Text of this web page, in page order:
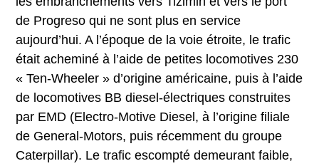
de Progreso qui ne sont plus en service
aujourd’hui. A l’époque de la voie étroite, le trafic
était acheminé à l’aide de petites locomotives 230
« Ten-Wheeler » d’origine américaine, puis à l’aide
de locomotives BB diesel-électriques construites
par EMD (Electro-Motive Diesel, à l’origine filiale
de General-Motors, puis récemment du groupe
Caterpillar). Le trafic escompté demeurant faible,